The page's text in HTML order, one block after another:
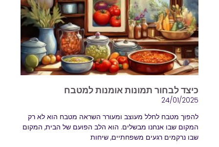
כיצד לבחור תמונות אומנות למטבח
24/01/2025
להפוך מטבח לחלל מעוצב ומעורר השראה מטבח הוא לא רק
המקום שבו אנחנו מבשלים. הוא הלב הפועם של הבית, המקום
שבו נרקמים רגעים משפחתיים, שיחות